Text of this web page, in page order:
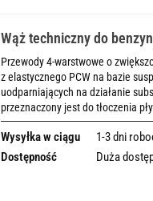
Wąż techniczny do
Przewody 4-warstwowe o
z elastycznego PCW na bazie
uodparniających na działanie
przeznaczony jest do tłoczenia
Wysyłka w ciągu
1-3 dni
Dostępność
Duża